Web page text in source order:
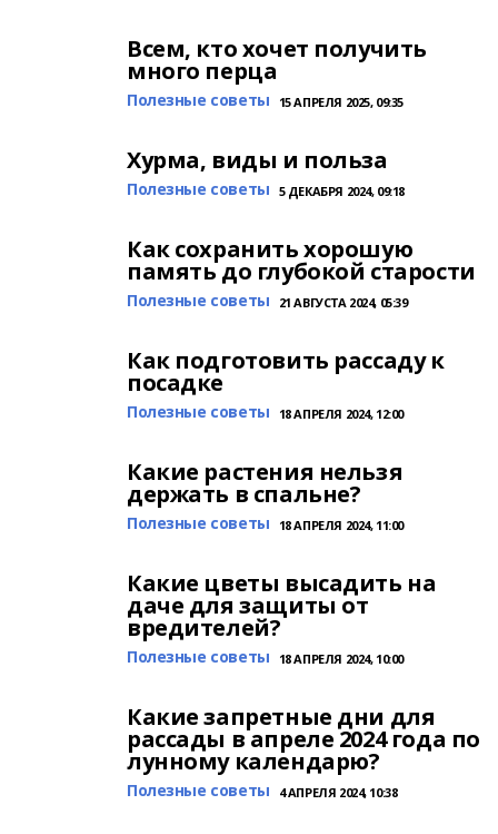
Всем, кто хочет получить
много перца
Полезные советы 15 АПРЕЛЯ 2025, 09:35
Хурма, виды и польза
Полезные советы 5 ДЕКАБРЯ 2024, 09:18
Как сохранить хорошую
память до глубокой старости
Полезные советы 21 АВГУСТА 2024, 05:39
Как подготовить рассаду к
посадке
Полезные советы 18 АПРЕЛЯ 2024, 12:00
Какие растения нельзя
держать в спальне?
Полезные советы 18 АПРЕЛЯ 2024, 11:00
Какие цветы высадить на
даче для защиты от
вредителей?
Полезные советы 18 АПРЕЛЯ 2024, 10:00
Какие запретные дни для
рассады в апреле 2024 года по
лунному календарю?
Полезные советы 4 АПРЕЛЯ 2024, 10:38